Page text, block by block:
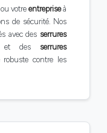
votreentrepriseà
de sécurité. Nos
avec des serrures
et des serrures
contre les